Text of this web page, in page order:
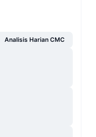
Analisis Harian CMC